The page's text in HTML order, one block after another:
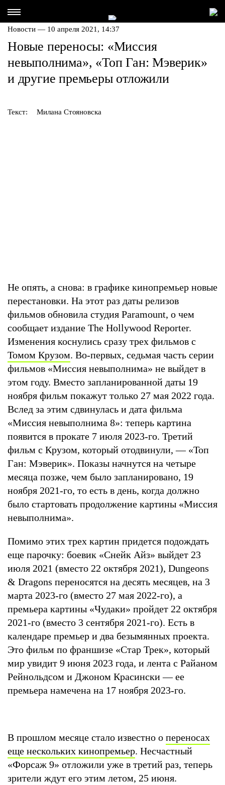
Новости — 10 апреля 2021, 14:37
Новые переносы: «Миссия
невыполнима», «Топ Ган: Мэверик»
и другие премьеры отложили
Текст: Милана Стояновска
Не опять, а снова: в графике кинопремьер новые
перестановки. На этот раз даты релизов
фильмов обновила студия Paramount, о чем
сообщает издание The Hollywood Reporter.
Изменения коснулись сразу трех фильмов с
Томом Крузом. Во-первых, седьмая часть серии
фильмов «Миссия невыполнима» не выйдет в
этом году. Вместо запланированной даты 19
ноября фильм покажут только 27 мая 2022 года.
Вслед за этим сдвинулась и дата фильма
«Миссия невыполнима 8»: теперь картина
появится в прокате 7 июля 2023-го. Третий
фильм с Крузом, который отодвинули, — «Топ
Ган: Мэверик». Показы начнутся на четыре
месяца позже, чем было запланировано, 19
ноября 2021-го, то есть в день, когда должно
было стартовать продолжение картины «Миссия
невыполнима».
Помимо этих трех картин придется подождать
еще парочку: боевик «Снейк Айз» выйдет 23
июля 2021 (вместо 22 октября 2021), Dungeons
& Dragons переносятся на десять месяцев, на 3
марта 2023-го (вместо 27 мая 2022-го), а
премьера картины «Чудаки» пройдет 22 октября
2021-го (вместо 3 сентября 2021-го). Есть в
календаре премьер и два безымянных проекта.
Это фильм по франшизе «Стар Трек», который
мир увидит 9 июня 2023 года, и лента с Райаном
Рейнольдсом и Джоном Красински — ее
премьера намечена на 17 ноября 2023-го.
В прошлом месяце стало известно о переносах
еще нескольких кинопремьер. Несчастный
«Форсаж 9» отложили уже в третий раз, теперь
зрители ждут его этим летом, 25 июня.